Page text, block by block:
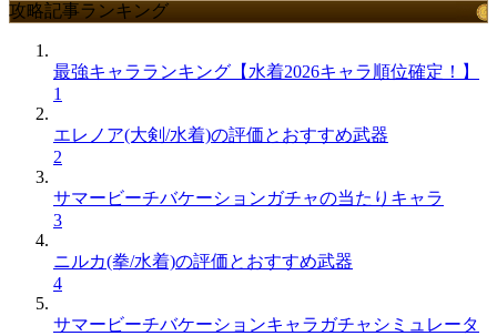
攻略記事ランキング
最強キャラランキング【水着2026キャラ順位確定！】
1
エレノア(大剣/水着)の評価とおすすめ武器
2
サマービーチバケーションガチャの当たりキャラ
3
ニルカ(拳/水着)の評価とおすすめ武器
4
サマービーチバケーションキャラガチャシミュレータ